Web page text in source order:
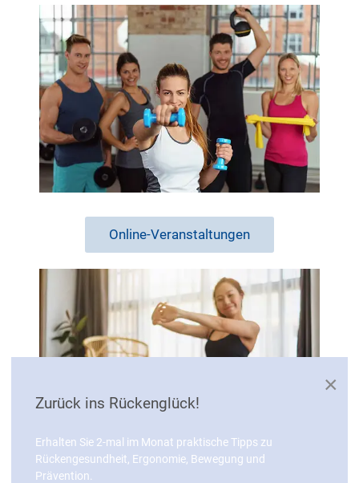
Online-Veranstaltungen
×
Zurück ins Rückenglück!
Erhalten Sie 2-mal im Monat praktische Tipps zu
Rückengesundheit, Ergonomie, Bewegung und
Prävention.